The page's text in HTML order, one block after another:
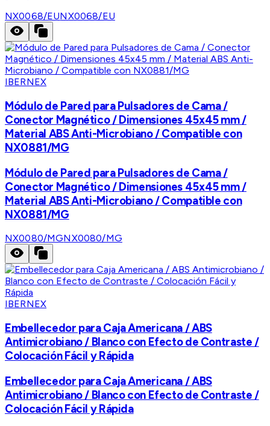
NX0068/EUNX0068/EU
IBERNEX
Módulo de Pared para Pulsadores de Cama /
Conector Magnético / Dimensiones 45x45 mm /
Material ABS Anti-Microbiano / Compatible con
NX0881/MG
Módulo de Pared para Pulsadores de Cama /
Conector Magnético / Dimensiones 45x45 mm /
Material ABS Anti-Microbiano / Compatible con
NX0881/MG
NX0080/MGNX0080/MG
IBERNEX
Embellecedor para Caja Americana / ABS
Antimicrobiano / Blanco con Efecto de Contraste /
Colocación Fácil y Rápida
Embellecedor para Caja Americana / ABS
Antimicrobiano / Blanco con Efecto de Contraste /
Colocación Fácil y Rápida